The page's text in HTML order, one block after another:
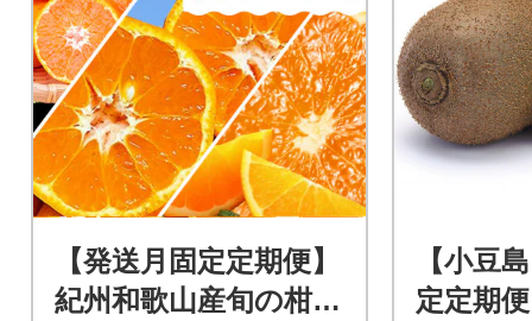
【発送月固定定期便】
紀州和歌山産旬の柑橘
【小豆
定定期